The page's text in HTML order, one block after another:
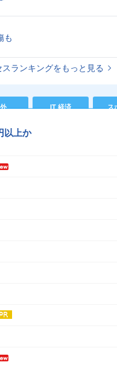
も
ランキングをもっと見る
IT 経済 ス
以上か